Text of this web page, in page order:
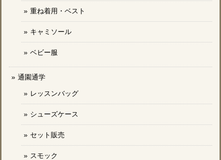
重ね着用・ベスト
キャミソール
ベビー服
通園通学
レッスンバッグ
シューズケース
セット販売
スモック